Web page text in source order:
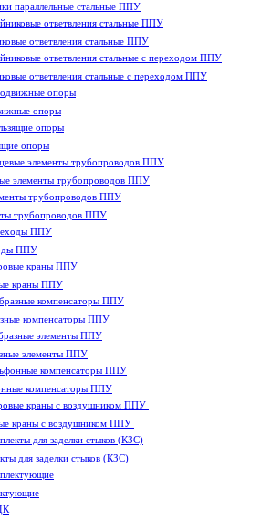
параллельные стальные ППУ
ответвления стальные ППУ
ответвления стальные с переходом ППУ
опоры
опоры
элементы трубопроводов ППУ
трубопроводов ППУ
ППУ
краны ППУ
компенсаторы ППУ
элементы ППУ
компенсаторы ППУ
краны с воздушником ППУ
для заделки стыков (КЗС)